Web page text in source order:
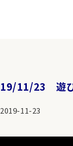
19/11/23 遊
2019-11-23